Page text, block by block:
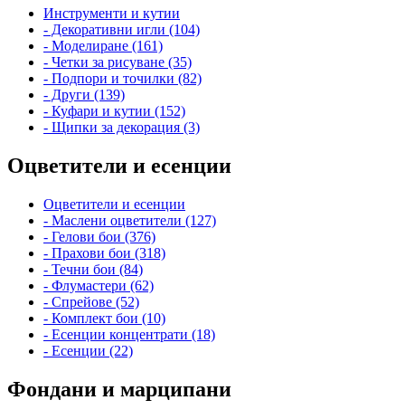
Инструменти и кутии
- Декоративни игли (104)
- Моделиране (161)
- Четки за рисуване (35)
- Подпори и точилки (82)
- Други (139)
- Куфари и кутии (152)
- Щипки за декорация (3)
Оцветители и есенции
Оцветители и есенции
- Маслени оцветители (127)
- Гелови бои (376)
- Прахови бои (318)
- Течни бои (84)
- Флумастери (62)
- Спрейове (52)
- Комплект бои (10)
- Есенции концентрати (18)
- Есенции (22)
Фондани и марципани